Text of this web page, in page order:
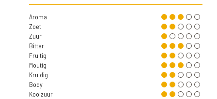
Aroma
Zoet
Zuur
Bitter
Fruitig
Moutig
Kruidig
Body
Koolzuur